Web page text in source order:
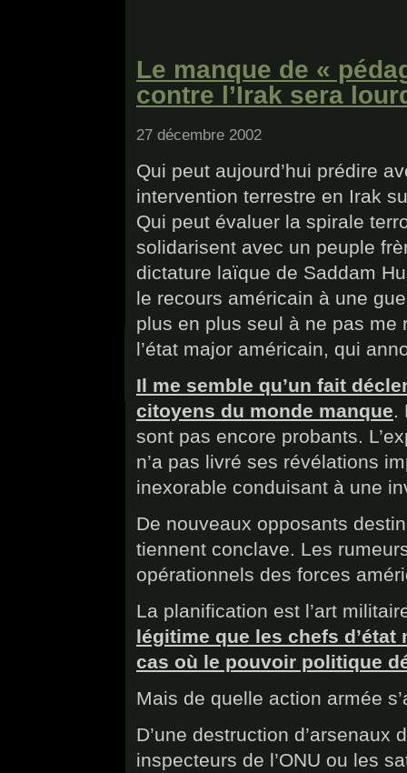
Le manque de «
contre l’Irak sera
27 décembre 2002
Qui peut aujourd’hui prédire
intervention terrestre en Irak
Qui peut évaluer la spirale
solidarisent avec un peuple
dictature laïque de Saddam
le recours américain à une
plus en plus seul à ne pas me
l’état major américain, qui
Il me semble qu’un fait
citoyens du monde manque
sont pas encore probants.
n’a pas livré ses révélations
inexorable conduisant à une
De nouveaux opposants
tiennent conclave. Les
opérationnels des forces
La planification est l’art
légitime que les chefs
cas où le pouvoir politique
Mais de quelle action armée
D’une destruction
inspecteurs de l’ONU ou les